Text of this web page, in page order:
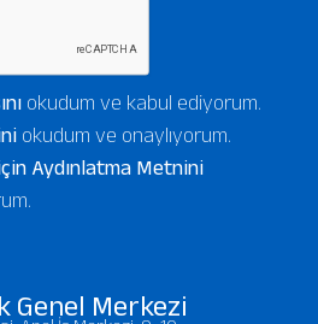
okudum ve kabul ediyorum.
okudum ve onaylıyorum.
Aydınlatma Metnini
Genel Merkezi